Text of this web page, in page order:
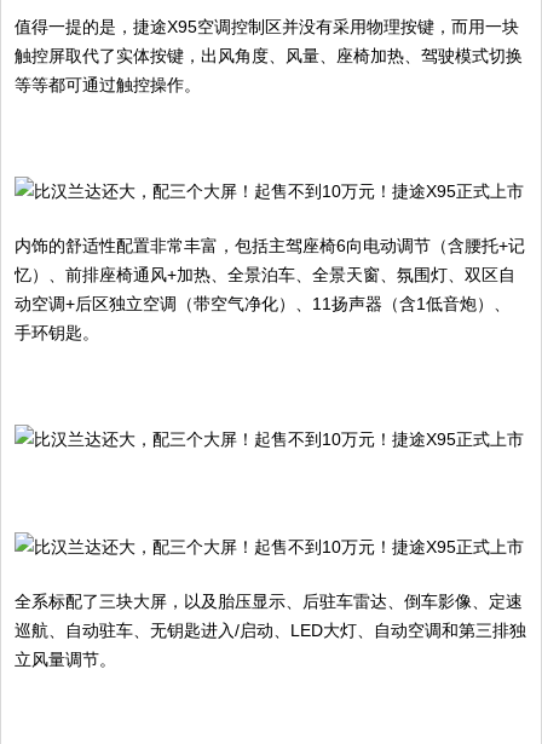
值得一提的是，捷途X95空调控制区并没有采用物理按键，而用一块
触控屏取代了实体按键，出风角度、风量、座椅加热、驾驶模式切换
等等都可通过触控操作。
内饰的舒适性配置非常丰富，包括主驾座椅6向电动调节（含腰托+记
忆）、前排座椅通风+加热、全景泊车、全景天窗、氛围灯、双区自
动空调+后区独立空调（带空气净化）、11扬声器（含1低音炮）、
手环钥匙。
全系标配了三块大屏，以及胎压显示、后驻车雷达、倒车影像、定速
巡航、自动驻车、无钥匙进入/启动、LED大灯、自动空调和第三排独
立风量调节。